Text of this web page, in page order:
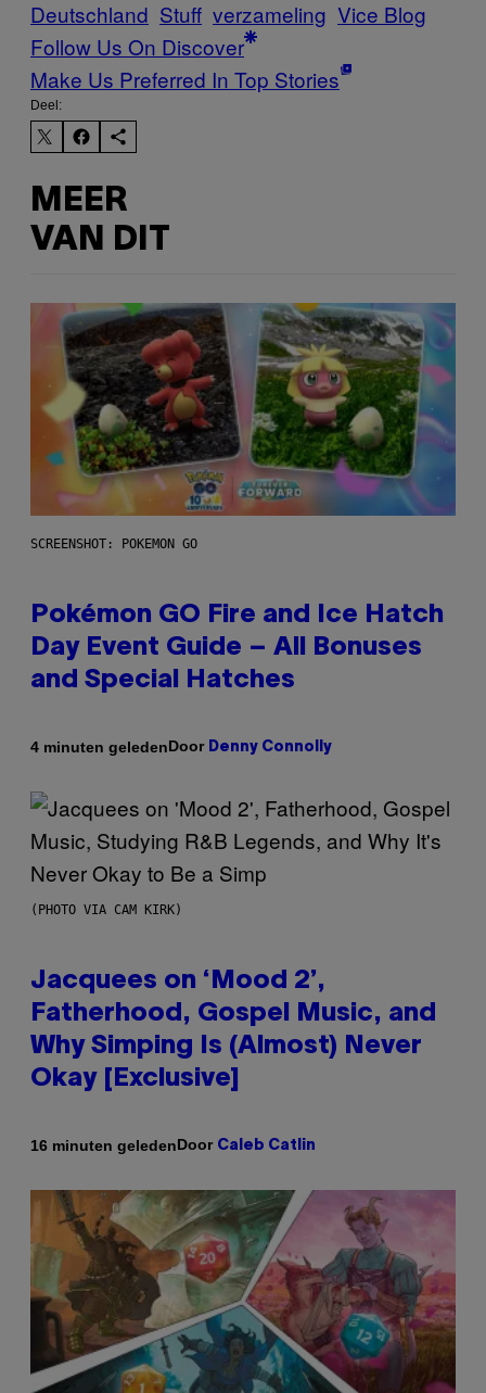
Deutschland Stuff verzameling Vice Blog
Follow Us On Discover
Make Us Preferred In Top Stories
Deel:
MEER
VAN DIT
SCREENSHOT: POKEMON GO
Pokémon GO Fire and Ice Hatch
Day Event Guide – All Bonuses
and Special Hatches
4 minuten geledenDoor Denny Connolly
(PHOTO VIA CAM KIRK)
Jacquees on ‘Mood 2’,
Fatherhood, Gospel Music, and
Why Simping Is (Almost) Never
Okay [Exclusive]
16 minuten geledenDoor Caleb Catlin